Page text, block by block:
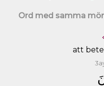
Ord med samma
att